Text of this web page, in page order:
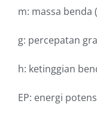
m: massa benda
g: percepatan
h: ketinggian
EP: energi